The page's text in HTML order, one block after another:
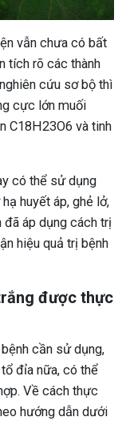
vẫn chưa có bất
tích rõ các thành
cứu sơ bộ thì
cực lớn muối
C18H23O6 và tinh
có thể sử dụng
huyết áp, ghẻ lở,
đã áp dụng cách trị
hiệu quả trị bệnh
được thực
cần sử dụng,
đỉa nữa, có thể
Về cách thực
hướng dẫn dưới